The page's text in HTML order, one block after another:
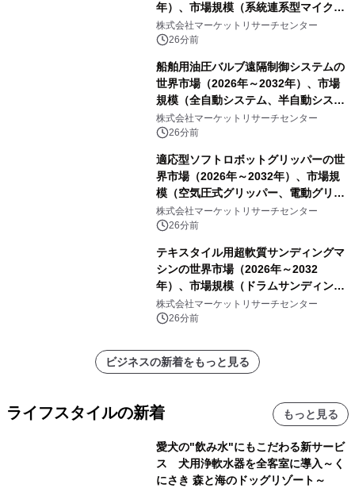
年）、市場規模（系統連系型マイクロ
グリッド、独立型マイクログリッ
ド）・分析レポートを発表
株式会社マーケットリサーチセンター
26分前
船舶用油圧バルブ遠隔制御システムの
世界市場（2026年～2032年）、市場
規模（全自動システム、半自動システ
ム）・分析レポートを発表
株式会社マーケットリサーチセンター
26分前
適応型ソフトロボットグリッパーの世
界市場（2026年～2032年）、市場規
模（空気圧式グリッパー、電動グリッ
パー）・分析レポートを発表
株式会社マーケットリサーチセンター
26分前
テキスタイル用超軟質サンディングマ
シンの世界市場（2026年～2032
年）、市場規模（ドラムサンディング
マシン、ジェットサンディングマシ
ン、ローラーサンディングマシン、そ
株式会社マーケットリサーチセンター
26分前
ビジネスの新着をもっと見る
ライフスタイルの新着 もっと見る
愛犬の"飲み水"にもこだわる新サービ
ス 犬用浄軟水器を全客室に導入～く
にさき 森と海のドッグリゾート～